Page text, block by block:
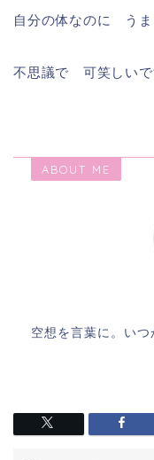
自分の体なのに うま
不思議で 可笑しいで
ABOUT ME
空想を言葉に。いつ